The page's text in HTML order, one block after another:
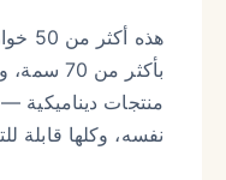
هذه أكثر
بأكثر من 70
منتجات ديناميكية —
نفسه، وكلها قابلة